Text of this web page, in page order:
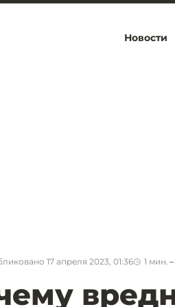
Новости
17 апреля 2023, 01:36 1 мин.